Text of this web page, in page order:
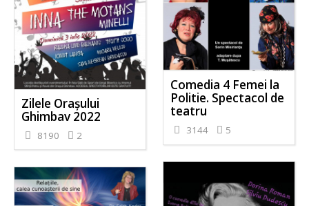
Zilele Orașului
Ghimbav 2022
8190 2
Comedia 4 Femei la
Politie. Spectacol de
teatru
3144 5